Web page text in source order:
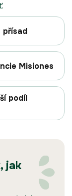
přísad
Misiones
podíl
jak